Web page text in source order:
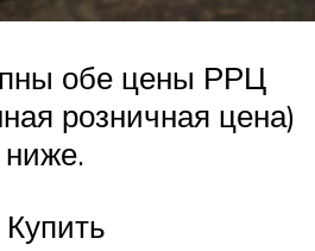
обе цены РРЦ
розничная цена)
ниже.
Купить